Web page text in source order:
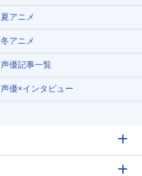
夏アニメ
冬アニメ
声優記事一覧
声優×インタビュー